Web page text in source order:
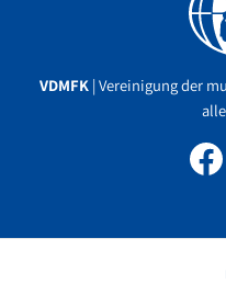
VDMFK | Vereinigung der